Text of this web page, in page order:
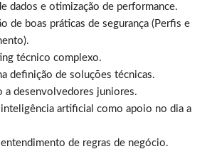
dados e otimização de performance.
de boas práticas de segurança (Perfis e
técnico complexo.
definição de soluções técnicas.
a desenvolvedores juniores.
artificial como apoio no dia a
de regras de negócio.